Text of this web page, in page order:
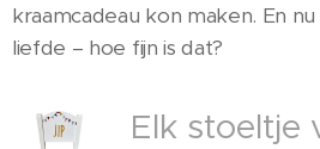
kraamcadeau kon maken. En
liefde – hoe fijn is dat?
Elk stoeltje